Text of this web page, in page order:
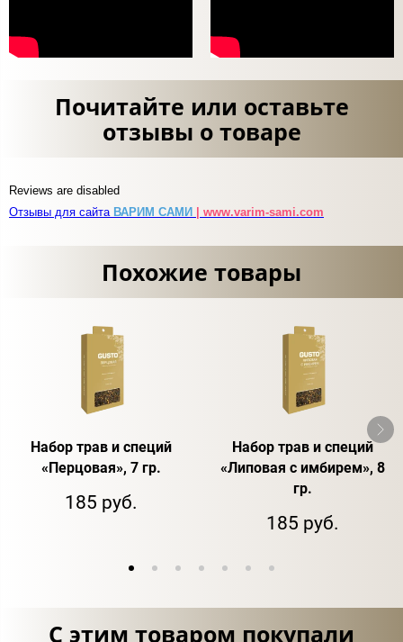
Почитайте или оставьте
отзывы о товаре
Reviews are disabled
Отзывы для сайта ВАРИМ САМИ | www.varim-sami.com
Похожие товары
Набор трав и специй
«Перцовая», 7 гр.
185 руб.
Набор трав и специй
«Липовая с имбирем», 8
гр.
185 руб.
С этим товаром покупали